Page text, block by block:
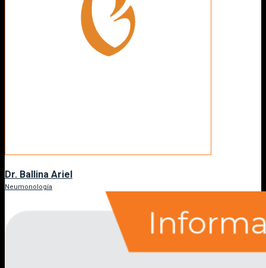
Dr. Ballina Ariel
Neumonología